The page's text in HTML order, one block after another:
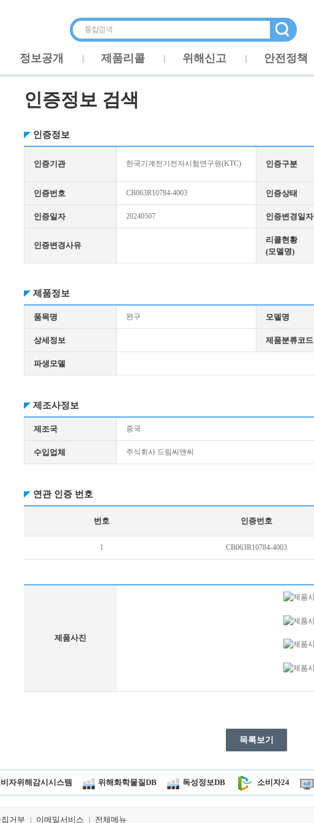
정보공개 제품리콜 위해신고 안전정책
인증정보 검색
인증정보
인증기관 한국기계전기전자시험연구원(KTC) 인증구분
인증번호 CB063R10784-4003 인증상태
인증일자 20240507 인증변경일자
인증변경사유
리콜현황
(모델명)
제품정보
품목명 완구 모델명
상세정보 제품분류코드
파생모델
제조사정보
제조국 중국
수입업체 주식회사 드림씨앤씨
연관 인증 번호
번호 인증번호
1 CB063R10784-4003
제품사진
목록보기
자위해감시시스템 위해화학물질DB 독성정보DB 소비자24
거부 이메일서비스 전체메뉴